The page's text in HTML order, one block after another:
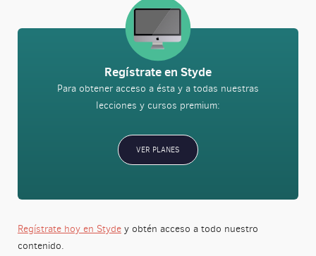
Regístrate en Styde
Para obtener acceso a ésta y a todas nuestras
lecciones y cursos premium:
VER PLANES
Regístrate hoy en Stydey obtén acceso a todo nuestro
contenido.